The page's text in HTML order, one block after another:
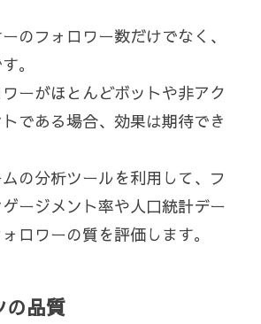
のフォロワー数だけでなく、
。
ーがほとんどボットや非アク
である場合、効果は期待でき
の分析ツールを利用して、フ
ージメント率や人口統計デー
ロワーの質を評価します。
の品質